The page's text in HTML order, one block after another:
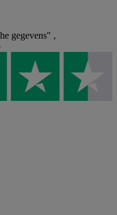
gegevens" ,